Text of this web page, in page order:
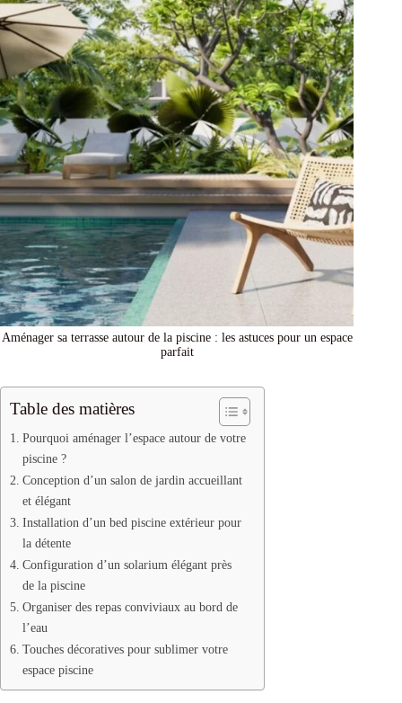
Aménager sa terrasse autour de la piscine : les astuces pour un espace
parfait
Table des matières
Pourquoi aménager l’espace autour de votre
piscine ?
Conception d’un salon de jardin accueillant
et élégant
Installation d’un bed piscine extérieur pour
la détente
Configuration d’un solarium élégant près
de la piscine
Organiser des repas conviviaux au bord de
l’eau
Touches décoratives pour sublimer votre
espace piscine